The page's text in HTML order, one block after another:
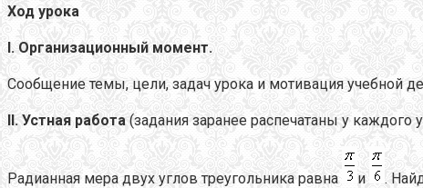
Ход урока
I. Организационный момент.
Сообщение темы, цели, задач урока и мотивация учебной
II. Устная работа (задания заранее распечатаны у каждого
Радианная мера двух углов треугольника равна и .